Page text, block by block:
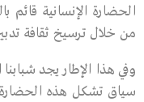
الحضارة الإنسانية قائم
من خلال ترسيخ ثقافة
وفي هذا الإطار يجد
سياق تشكل هذه الحضارة